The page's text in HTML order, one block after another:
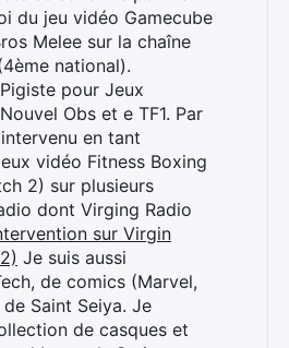
du jeu vidéo Gamecube
Melee sur la chaîne
national).
pour Jeux
Obs et e TF1. Par
en tant
vidéo Fitness Boxing
2) sur plusieurs
dont Virging Radio
sur Virgin
Je suis aussi
de comics (Marvel,
Saint Seiya. Je
de casques et